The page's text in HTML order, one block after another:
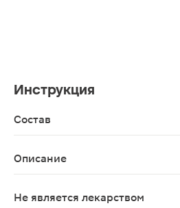
Инструкция
Состав
Описание
Не является лекарством